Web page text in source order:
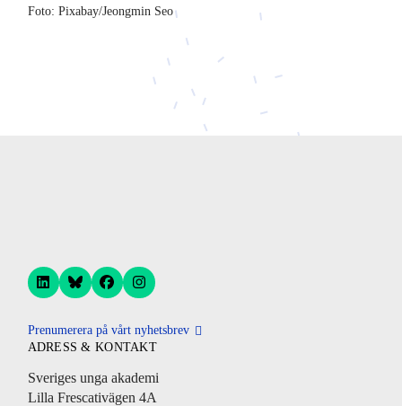
Foto: Pixabay/Jeongmin Seo
Prenumerera på vårt nyhetsbrev
ADRESS & KONTAKT
Sveriges unga akademi
Lilla Frescativägen 4A